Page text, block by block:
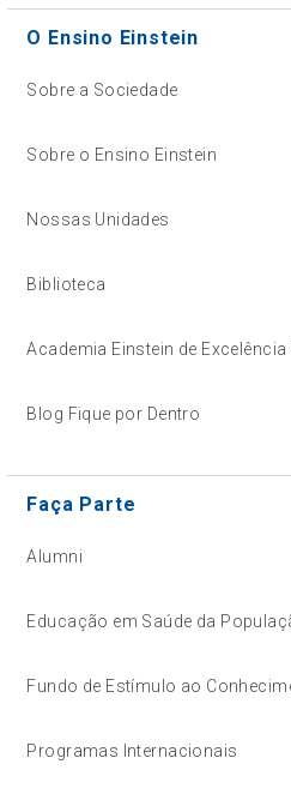
O Ensino Einstein
Sobre a Sociedade
Sobre o Ensino Einstein
Nossas Unidades
Biblioteca
Academia Einstein de Excelência
Blog Fique por Dentro
Faça Parte
Alumni
Educação em Saúde da
Fundo de Estímulo ao
Programas Internacionais